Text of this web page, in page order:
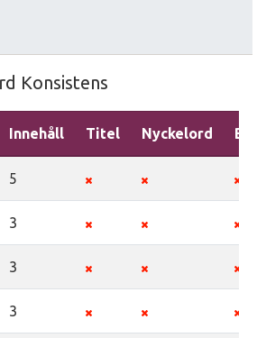
Konsistens
Innehåll Titel Nyckelord
5
3
3
3